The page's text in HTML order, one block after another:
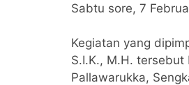
Sabtu sore, 7
Kegiatan yang
S.I.K., M.H.
Pallawarukka,